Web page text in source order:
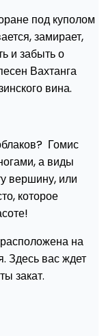
под куполом
замирает,
и забыть о
Вахтанга
вина.
Гомис
а виды
вершину, или
которое
на
Здесь вас ждет
закат.